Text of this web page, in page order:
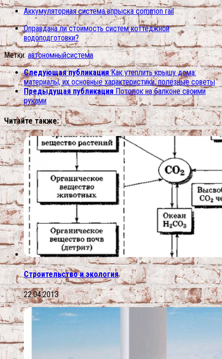
Аккумуляторная система впрыска common rail
Оправдана ли стоимость систем коттеджной
водоподготовки?
Метки: автономныйсистема
Следующая публикация Как утеплить крышу дома:
материалы, их основные характеристики, полезные советы
Предыдущая публикация Потолок на балконе своими
руками
Читайте также:
Строительство и экология
22.04.2013